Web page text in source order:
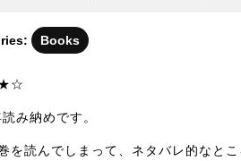
12
月
Books
み納めです。
を読んでしまって、ネタバレ的なと